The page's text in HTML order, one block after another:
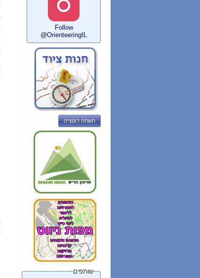
Follow
@OrienteeringIL
השהה רוטציה
שותפים